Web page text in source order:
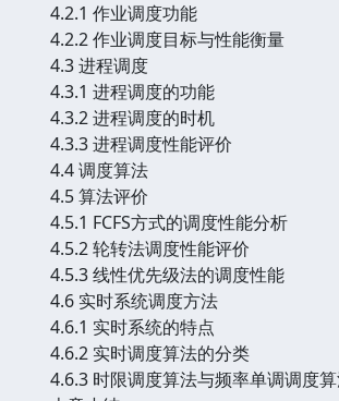
4.2.1 作业调度功能
4.2.2 作业调度目标与性能衡量
4.3 进程调度
4.3.1 进程调度的功能
4.3.2 进程调度的时机
4.3.3 进程调度性能评价
4.4 调度算法
4.5 算法评价
4.5.1 FCFS方式的调度性能分析
4.5.2 轮转法调度性能评价
4.5.3 线性优先级法的调度性能
4.6 实时系统调度方法
4.6.1 实时系统的特点
4.6.2 实时调度算法的分类
4.6.3 时限调度算法与频率单调调度